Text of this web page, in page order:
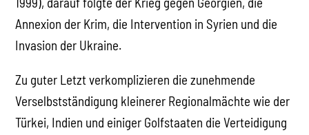
Annexion der Krim, die Intervention in Syrien und die
Invasion der Ukraine.
Zu guter Letzt verkomplizieren die zunehmende
Verselbstständigung kleinerer Regionalmächte wie der
Türkei, Indien und einiger Golfstaaten die Verteidigung